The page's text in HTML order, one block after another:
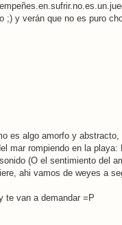
y verán que no es puro
es algo amorfo y
mar rompiendo en la
(O el sentimiento del
ahi vamos de weyes a
te van a demandar =P